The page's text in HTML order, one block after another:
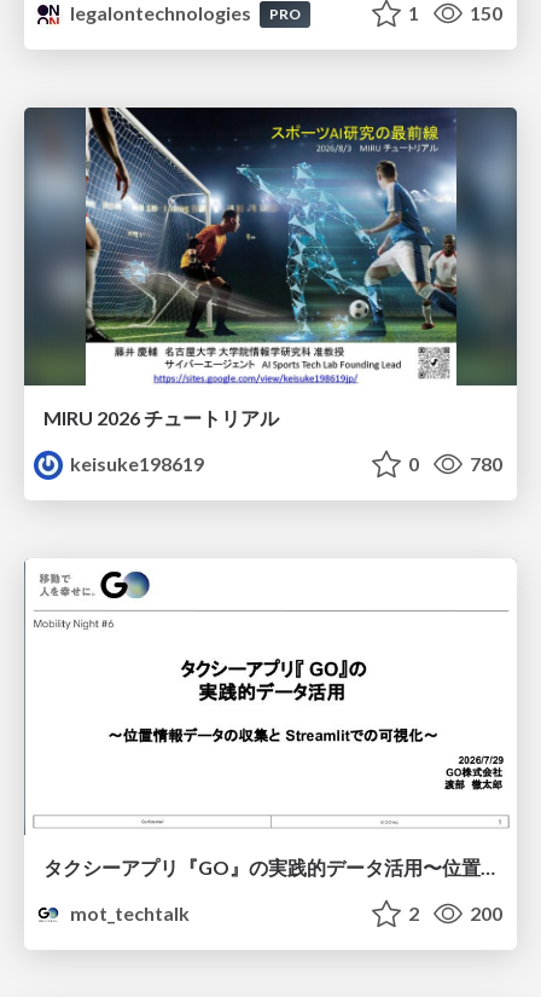
legalontechnologies
PRO 1 150
MIRU 2026 チュートリアル
keisuke198619
0 780
タクシーアプリ『GO』の実践的データ活用〜位置情報データの収集とStreamlitでの可視化〜
mot_techtalk
2 200